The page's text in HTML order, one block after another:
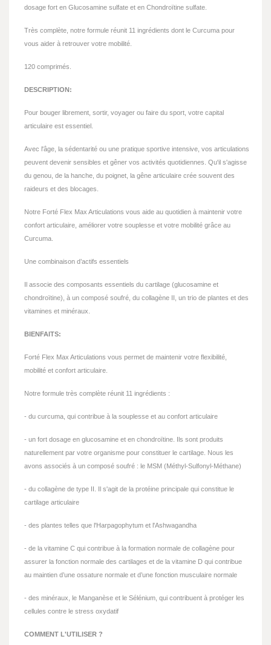
dosage fort en Glucosamine sulfate et en Chondroïtine sulfate.
Très complète, notre formule réunit 11 ingrédients dont le Curcuma pour
vous aider à retrouver votre mobilité.
120 comprimés.
DESCRIPTION:
Pour bouger librement, sortir, voyager ou faire du sport, votre capital
articulaire est essentiel.
Avec l'âge, la sédentarité ou une pratique sportive intensive, vos articulations
peuvent devenir sensibles et gêner vos activités quotidiennes. Qu'il s'agisse
du genou, de la hanche, du poignet, la gêne articulaire crée souvent des
raideurs et des blocages.
Notre Forté Flex Max Articulations vous aide au quotidien à maintenir votre
confort articulaire, améliorer votre souplesse et votre mobilité grâce au
Curcuma.
Une combinaison d’actifs essentiels
Il associe des composants essentiels du cartilage (glucosamine et
chondroïtine), à un composé soufré, du collagène II, un trio de plantes et des
vitamines et minéraux.
BIENFAITS:
Forté Flex Max Articulations vous permet de maintenir votre flexibilité,
mobilité et confort articulaire.
Notre formule très complète réunit 11 ingrédients :
- du curcuma, qui contribue à la souplesse et au confort articulaire
- un fort dosage en glucosamine et en chondroïtine. Ils sont produits
naturellement par votre organisme pour constituer le cartilage. Nous les
avons associés à un composé soufré : le MSM (Méthyl-Sulfonyl-Méthane)
- du collagène de type II. Il s'agit de la protéine principale qui constitue le
cartilage articulaire
- des plantes telles que l'Harpagophytum et l'Ashwagandha
- de la vitamine C qui contribue à la formation normale de collagène pour
assurer la fonction normale des cartilages et de la vitamine D qui contribue
au maintien d’une ossature normale et d’une fonction musculaire normale
- des minéraux, le Manganèse et le Sélénium, qui contribuent à protéger les
cellules contre le stress oxydatif
COMMENT L'UTILISER ?